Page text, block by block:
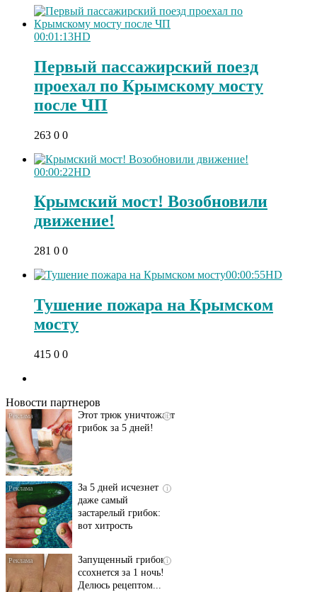
00:01:13HD
Первый пассажирский поезд
проехал по Крымскому мосту
после ЧП
263 0 0
00:00:22HD
Крымский мост! Возобновили
движение!
281 0 0
00:00:55HD
Тушение пожара на Крымском
мосту
415 0 0
Новости партнеров
i
Этот трюк уничтожает
грибок за 5 дней!
i
За 5 дней исчезнет
даже самый
застарелый грибок:
вот хитрость
i
Запущенный грибок
ссохнется за 1 ночь!
Делюсь рецептом...